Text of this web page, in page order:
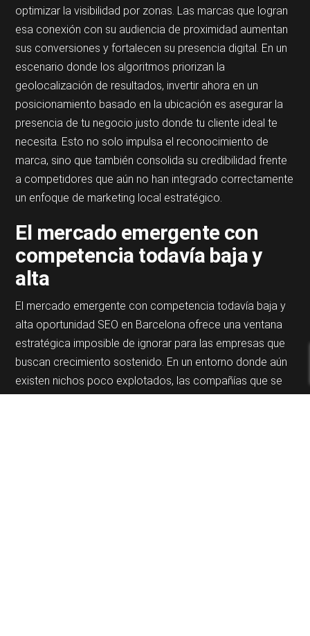
optimizar la visibilidad por zonas. Las marcas que logran
esa conexión con su audiencia de proximidad aumentan
sus conversiones y fortalecen su presencia digital. En un
escenario donde los algoritmos priorizan la
geolocalización de resultados, invertir ahora en un
posicionamiento basado en la ubicación es asegurar la
presencia de tu negocio justo donde tu cliente ideal te
necesita. Esto no solo impulsa el reconocimiento de
marca, sino que también consolida su credibilidad frente
a competidores que aún no han integrado correctamente
un enfoque de marketing local estratégico.
El mercado emergente con
competencia todavía baja y
alta
El mercado emergente con competencia todavía baja y
alta oportunidad SEO en Barcelona ofrece una ventana
estratégica imposible de ignorar para las empresas que
buscan crecimiento sostenido. En un entorno donde aún
existen nichos poco explotados, las compañías que se